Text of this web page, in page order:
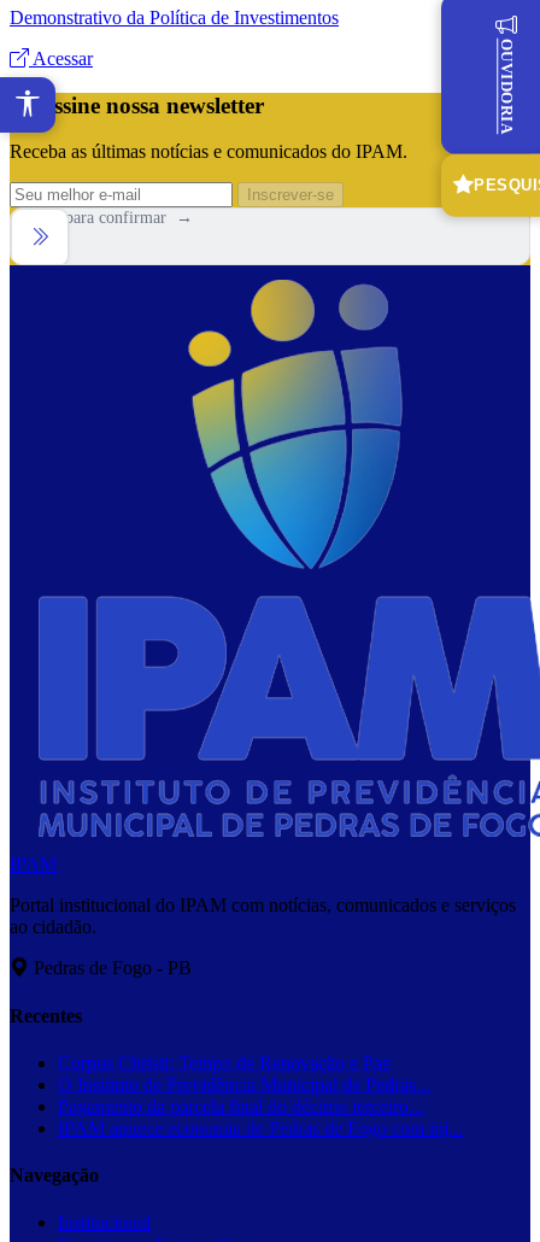
OUVIDORIA
Demonstrativo da Política de Investimentos
Acessar
Assine nossa newsletter
Receba as últimas notícias e comunicados do IPAM.
Inscrever-se
Arraste para confirmar →
IPAM
Portal institucional do IPAM com notícias, comunicados e serviços
ao cidadão.
Pedras de Fogo - PB
Recentes
Corpus Christi: Tempo de Renovação e Paz
O Instituto de Previdência Municipal de Pedras...
Pagamento da parcela final do décimo terceiro...
IPAM aquece economia de Pedras de Fogo com inj...
Navegação
Institucional